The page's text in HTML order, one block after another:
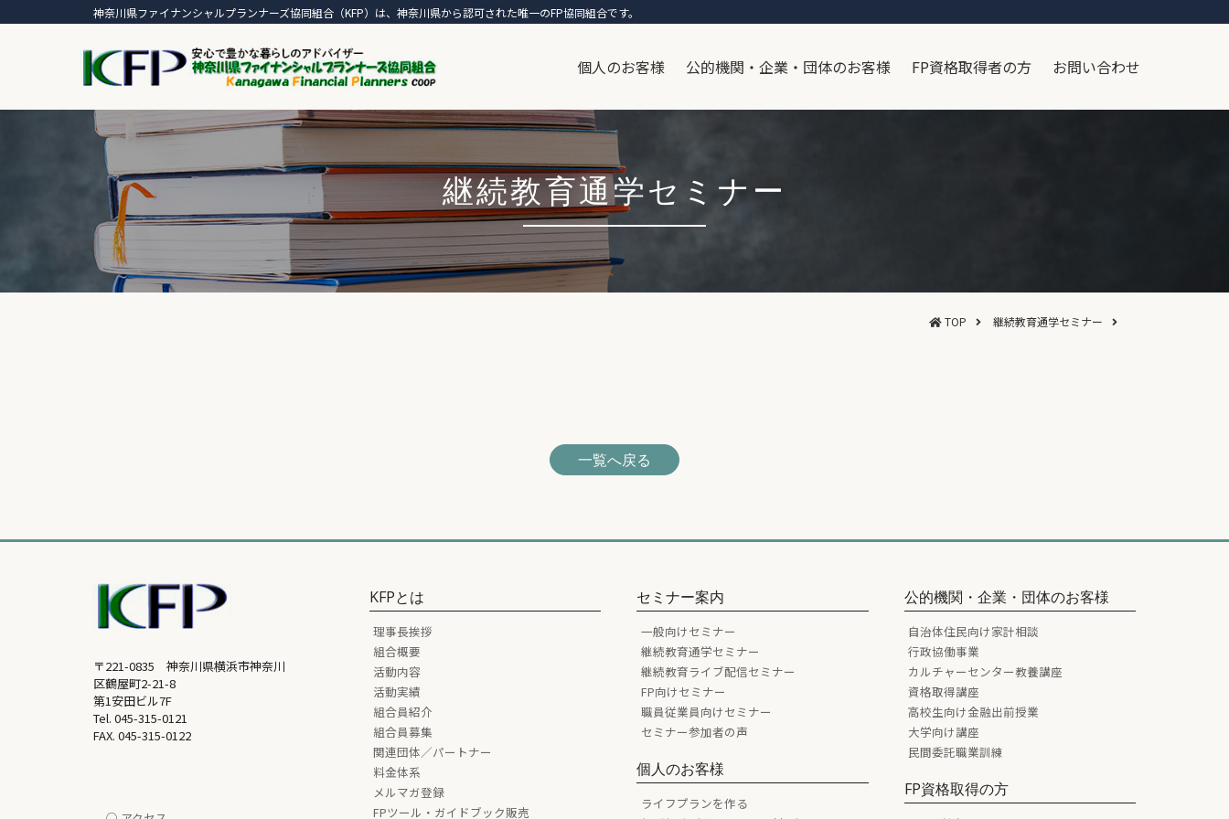
神奈川県ファイナンシャルプランナーズ協同組合（KFP）は、神奈川県から認可された唯一のFP協同組合です。
個人のお客様 公的機関・企業・団体のお客様 FP資格取得者の方 お問い合わせ
継続教育通学セミナー
TOP 継続教育通学セミナー
一覧へ戻る
〒221-0835 神奈川県横浜市神奈川
区鶴屋町2-21-8
第1安田ビル7F
Tel. 045-315-0121
FAX. 045-315-0122
KFPとは
理事長挨拶
組合概要
活動内容
活動実績
組合員紹介
組合員募集
関連団体／パートナー
料金体系
メルマガ登録
FPツール・ガイドブック販売
セミナー案内
一般向けセミナー
継続教育通学セミナー
継続教育ライブ配信セミナー
FP向けセミナー
職員従業員向けセミナー
セミナー参加者の声
個人のお客様
ライフプランを作る
公的機関・企業・団体のお客様
自治体住民向け家計相談
行政協働事業
カルチャーセンター教養講座
資格取得講座
高校生向け金融出前授業
大学向け講座
民間委託職業訓練
FP資格取得の方